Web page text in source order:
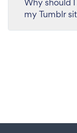
my Tumblr